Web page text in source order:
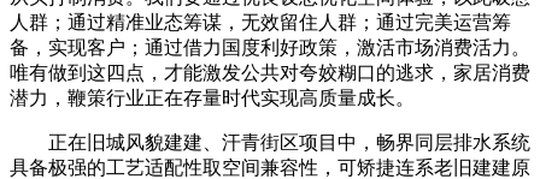
人群；通过精准业态筹谋，无效留住人群；通过完美运营筹
备，实现客户；通过借力国度利好政策，激活市场消费活力。
唯有做到这四点，才能激发公共对夸姣糊口的逃求，家居消费
潜力，鞭策行业正在存量时代实现高质量成长。
正在旧城风貌建建、汗青街区项目中，畅界同层排水系统
具备极强的工艺适配性取空间兼容性，可矫捷连系老旧建建原